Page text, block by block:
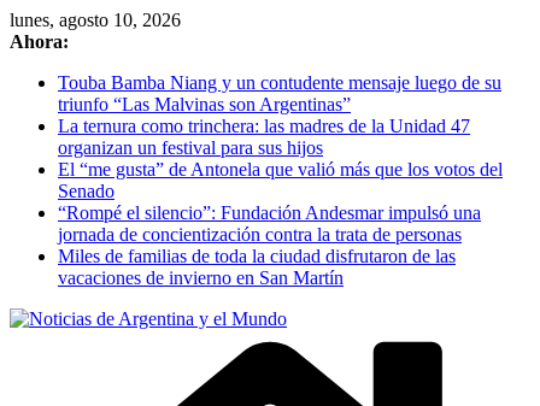
Skip
to
lunes, agosto 10, 2026
Ahora:
Touba Bamba Niang y un contudente mensaje luego de su
triunfo “Las Malvinas son Argentinas”
La ternura como trinchera: las madres de la Unidad 47
organizan un festival para sus hijos
El “me gusta” de Antonela que valió más que los votos del
Senado
“Rompé el silencio”: Fundación Andesmar impulsó una
jornada de concientización contra la trata de personas
Miles de familias de toda la ciudad disfrutaron de las
vacaciones de invierno en San Martín